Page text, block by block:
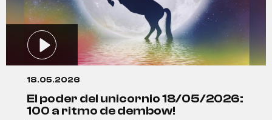
18.05.2026
el poder del unicornio 18/05/2026:
100 a ritmo de dembow!